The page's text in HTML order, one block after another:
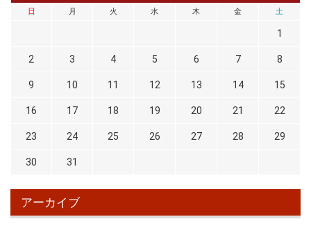
日 月 火 水 木 金 土
1
2 3 4 5 6 7 8
9 10 11 12 13 14 15
16 17 18 19 20 21 22
23 24 25 26 27 28 29
30 31
アーカイブ